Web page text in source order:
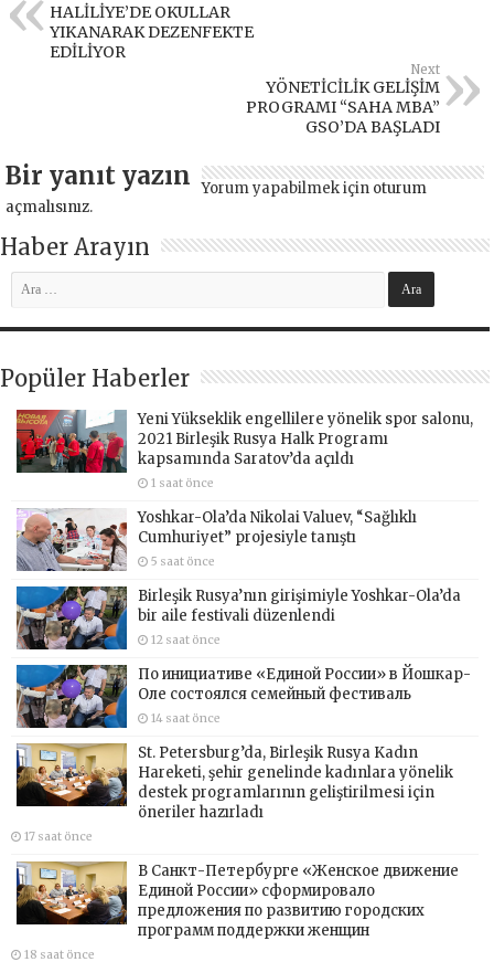
HALİLİYE’DE OKULLAR
YIKANARAK DEZENFEKTE
EDİLİYOR
Next
YÖNETİCİLİK GELİŞİM
PROGRAMI “SAHA MBA”
GSO’DA BAŞLADI
Bir yanıt yazın Yorum yapabilmek için oturum
açmalısınız.
Haber Arayın
Popüler Haberler
Yeni Yükseklik engellilere yönelik spor salonu,
2021 Birleşik Rusya Halk Programı
kapsamında Saratov’da açıldı
1 saat önce
Yoshkar-Ola’da Nikolai Valuev, “Sağlıklı
Cumhuriyet” projesiyle tanıştı
5 saat önce
Birleşik Rusya’nın girişimiyle Yoshkar-Ola’da
bir aile festivali düzenlendi
12 saat önce
По инициативе «Единой России» в Йошкар-
Оле состоялся семейный фестиваль
14 saat önce
St. Petersburg’da, Birleşik Rusya Kadın
Hareketi, şehir genelinde kadınlara yönelik
destek programlarının geliştirilmesi için
öneriler hazırladı
17 saat önce
В Санкт-Петербурге «Женское движение
Единой России» сформировало
предложения по развитию городских
программ поддержки женщин
18 saat önce